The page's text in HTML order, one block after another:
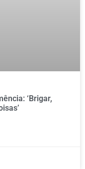
‘Brigar,